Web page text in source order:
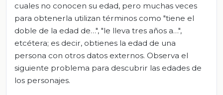
cuales no conocen su edad, pero muchas veces
para obtenerla utilizan términos como "tiene el
doble de la edad de…", "le lleva tres años a…",
etcétera; es decir, obtienes la edad de una
persona con otros datos externos. Observa el
siguiente problema para descubrir las edades de
los personajes.